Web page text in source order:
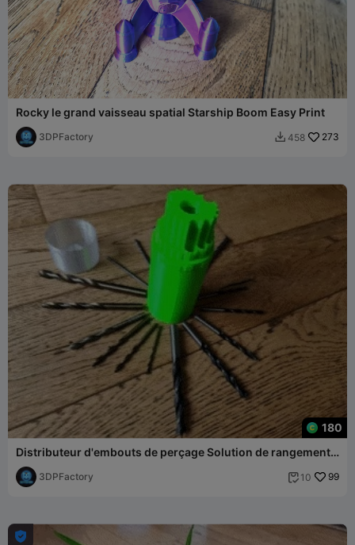
Rocky le grand vaisseau spatial Starship Boom Easy Print
3DPFactory  458 273
180
Distributeur d'embouts de perçage Solution de rangement
pour 18 embouts
3DPFactory  10 99
